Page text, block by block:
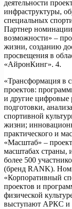
деятельности
инфраструктуры,
специальных
Партнер
возможности» –
жизни, созданию
просвещения в
«АйронКинг». 4.
«Трансформация в
проектов:
и другие цифровые
подготовки,
спортивной
жизни;
практического и
«Масштаб» –
масштабах страны,
более 500
(бренд RANK).
«Корпоративный
проектов и
физической
выступают АРКС и